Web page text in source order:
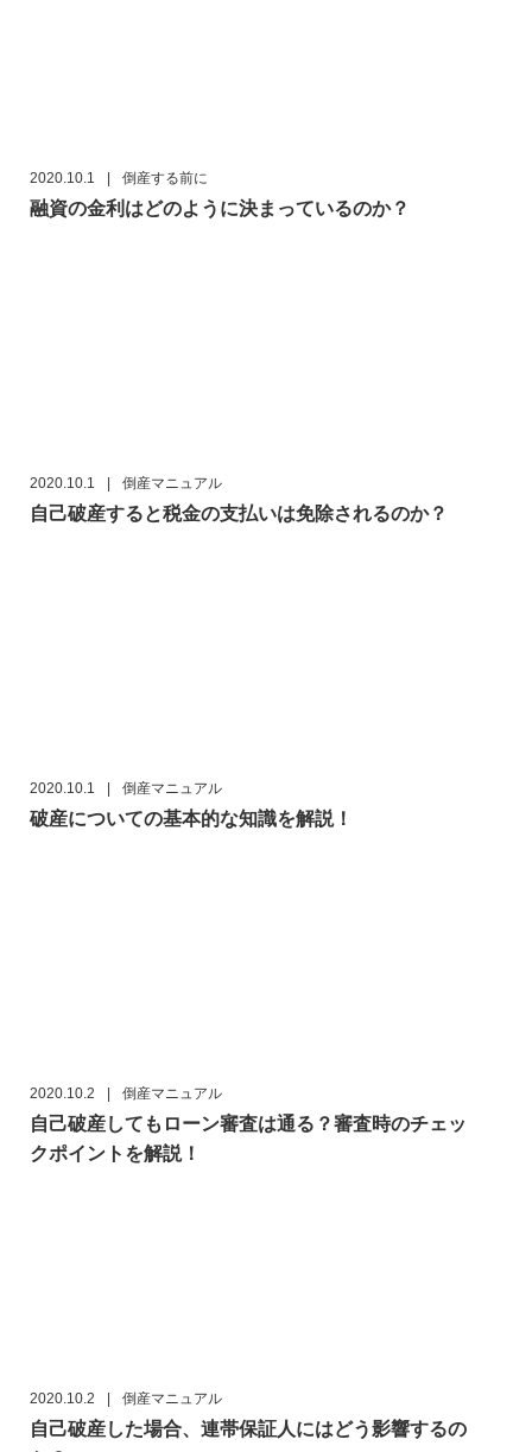
2020.10.1 | 倒産する前に
融資の金利はどのように決まっているのか？
2020.10.1 | 倒産マニュアル
自己破産すると税金の支払いは免除されるのか？
2020.10.1 | 倒産マニュアル
破産についての基本的な知識を解説！
2020.10.2 | 倒産マニュアル
自己破産してもローン審査は通る？審査時のチェッ
クポイントを解説！
2020.10.2 | 倒産マニュアル
自己破産した場合、連帯保証人にはどう影響するの